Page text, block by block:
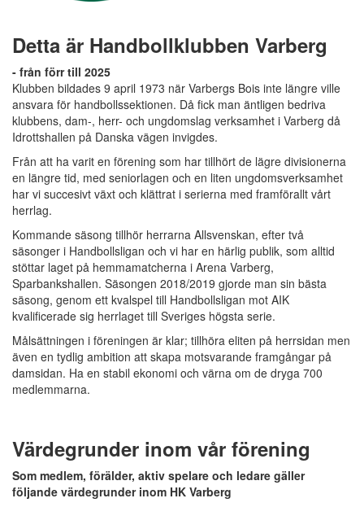
Detta är Handbollklubben Varberg
- från förr till 2025
Klubben bildades 9 april 1973 när Varbergs Bois inte längre ville
ansvara för handbollssektionen. Då fick man äntligen bedriva
klubbens, dam-, herr- och ungdomslag verksamhet i Varberg då
Idrottshallen på Danska vägen invigdes.
Från att ha varit en förening som har tillhört de lägre divisionerna
en längre tid, med seniorlagen och en liten ungdomsverksamhet
har vi succesivt växt och klättrat i serierna med framförallt vårt
herrlag.
Kommande säsong tillhör herrarna Allsvenskan, efter två
säsonger i Handbollsligan och vi har en härlig publik, som alltid
stöttar laget på hemmamatcherna i Arena Varberg,
Sparbankshallen. Säsongen 2018/2019 gjorde man sin bästa
säsong, genom ett kvalspel till Handbollsligan mot AIK
kvalificerade sig herrlaget till Sveriges högsta serie.
Målsättningen i föreningen är klar; tillhöra eliten på herrsidan men
även en tydlig ambition att skapa motsvarande framgångar på
damsidan. Ha en stabil ekonomi och värna om de dryga 700
medlemmarna.
Värdegrunder inom vår förening
Som medlem, förälder, aktiv spelare och ledare gäller
följande värdegrunder inom HK Varberg